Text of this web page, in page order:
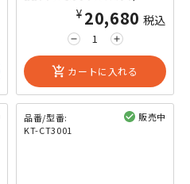
remove add
¥20,680 税込
add_shopping_cart カートに入れる
品番/型番:
KT-CT3001
販売中